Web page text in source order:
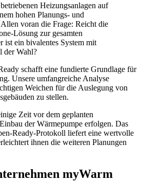
Heizungsanlagen auf
hohen Planungs- und
voran die Frage: Reicht die
Lö­sung zur gesamten
ist ein bivalentes System mit
der Wahl?
schafft eine fundierte Grundlage für
Unsere umfangreiche Analyse
Weichen für die Auslegung von
zu stellen.
Zeit vor dem geplanten
der Wärmepumpe erfolgen. Das
Ready-Protokoll liefert eine wertvolle
ihnen die weiteren Planungen
myWarm